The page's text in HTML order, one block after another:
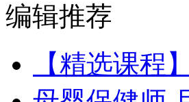
编辑推荐
【精选课程